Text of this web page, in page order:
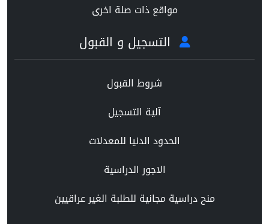
مواقع ذات صلة اخرى
التسجيل و القبول
شروط القبول
آلية التسجيل
الحدود الدنيا للمعدلات
الاجور الدراسية
منح دراسية مجانية للطلبة الغير عراقيين